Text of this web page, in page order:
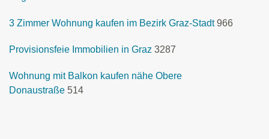
3 Zimmer Wohnung kaufen im Bezirk Graz-Stadt 966
Provisionsfeie Immobilien in Graz 3287
Wohnung mit Balkon kaufen nähe Obere
Donaustraße 514